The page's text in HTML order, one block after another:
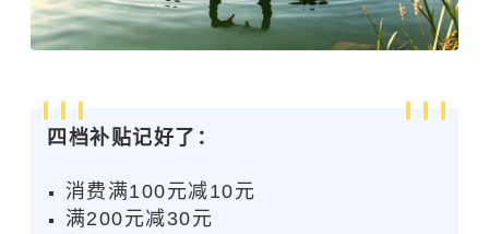
四档补贴记好了：
消费满100元减10元
满200元减30元